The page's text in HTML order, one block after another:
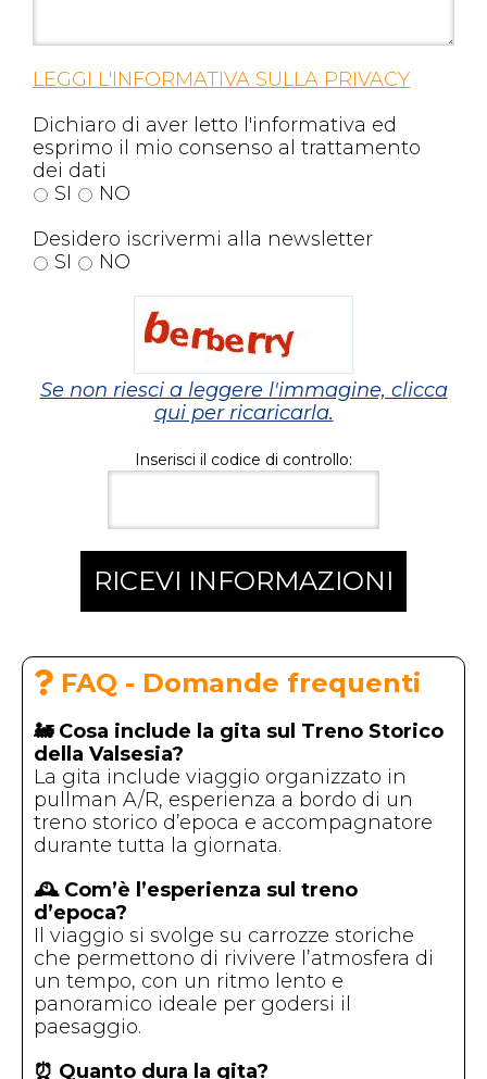
LEGGI L'INFORMATIVA SULLA PRIVACY
Dichiaro di aver letto l'informativa ed
esprimo il mio consenso al trattamento
dei dati
SI
NO
Desidero iscrivermi alla newsletter
SI
NO
Se non riesci a leggere l'immagine, clicca
qui per ricaricarla.
Inserisci il codice di controllo:
RICEVI INFORMAZIONI
FAQ - Domande frequenti
🚂 Cosa include la gita sul Treno Storico
della Valsesia?
La gita include viaggio organizzato in
pullman A/R, esperienza a bordo di un
treno storico d’epoca e accompagnatore
durante tutta la giornata.
🕰️ Com’è l’esperienza sul treno
d’epoca?
Il viaggio si svolge su carrozze storiche
che permettono di rivivere l’atmosfera di
un tempo, con un ritmo lento e
panoramico ideale per godersi il
paesaggio.
⏰ Quanto dura la gita?